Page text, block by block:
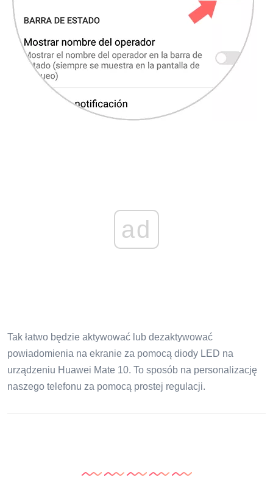
ad
Tak łatwo będzie aktywować lub dezaktywować
powiadomienia na ekranie za pomocą diody LED na
urządzeniu Huawei Mate 10. To sposób na personalizację
naszego telefonu za pomocą prostej regulacji.